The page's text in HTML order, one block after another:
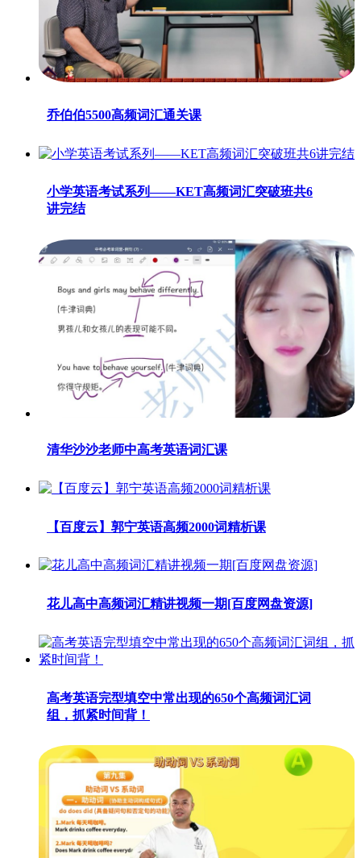
乔伯伯5500高频词汇通关课
小学英语考试系列——KET高频词汇突破班共6
讲完结
清华沙沙老师中高考英语词汇课
【百度云】郭宁英语高频2000词精析课
花儿高中高频词汇精讲视频一期[百度网盘资源]
高考英语完型填空中常出现的650个高频词汇词
组，抓紧时间背！